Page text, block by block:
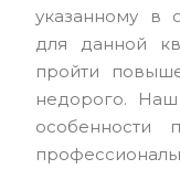
указанному в
для данной
пройти
недорого.
особенности